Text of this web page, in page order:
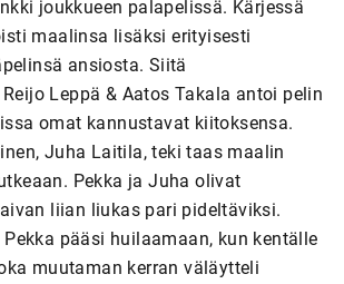
joukkueen palapelissä. Kärjessä
maalinsa lisäksi erityisesti
ansiosta. Siitä
Leppä & Aatos Takala antoi pelin
omat kannustavat kiitoksensa.
Juha Laitila, teki taas maalin
Pekka ja Juha olivat
liian liukas pari pideltäviksi.
pääsi huilaamaan, kun kentälle
muutaman kerran väläytteli